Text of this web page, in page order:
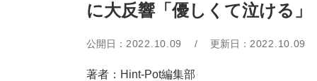
に大反響「優しくて泣ける」
公開日： 2022.10.09 / 更新日： 2022.10.09
著者：Hint-Pot編集部